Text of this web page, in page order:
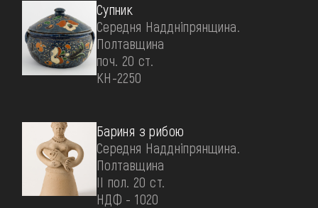
Супник
Середня Наддніпрянщина.
Полтавщина
поч. 20 ст.
КН-2250
Бариня з рибою
Середня Наддніпрянщина.
Полтавщина
II пол. 20 ст.
НДФ - 1020